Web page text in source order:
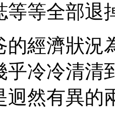
等等全部退
的經濟狀況
乎冷冷清清
迥然有異的